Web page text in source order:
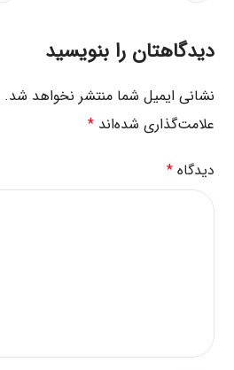
دیدگاهتان را بنویسید
نشانی ایمیل شما منتشر نخواهد شد.
علامت‌گذاری شده‌اند*
دیدگاه*